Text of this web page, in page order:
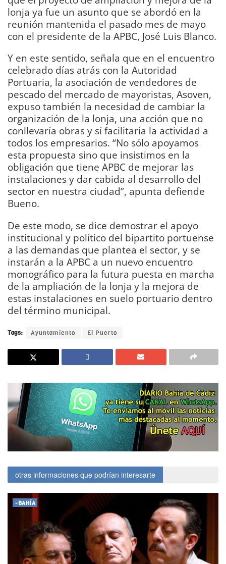
lonja ya fue un asunto que se abordó en la
reunión mantenida el pasado mes de mayo
con el presidente de la APBC, José Luis Blanco.
Y en este sentido, señala que en el encuentro
celebrado días atrás con la Autoridad
Portuaria, la asociación de vendedores de
pescado del mercado de mayoristas, Asoven,
expuso también la necesidad de cambiar la
organización de la lonja, una acción que no
conllevaría obras y sí facilitaría la actividad a
todos los empresarios. “No sólo apoyamos
esta propuesta sino que insistimos en la
obligación que tiene APBC de mejorar las
instalaciones y dar cabida al desarrollo del
sector en nuestra ciudad”, apunta defiende
Bueno.
De este modo, se dice demostrar el apoyo
institucional y político del bipartito portuense
a las demandas que plantea el sector, y se
instarán a la APBC a un nuevo encuentro
monográfico para la futura puesta en marcha
de la ampliación de la lonja y la mejora de
estas instalaciones en suelo portuario dentro
del término municipal.
Tags: Ayuntamiento El Puerto
otras informaciones que podrían interesarte
-BAHÍA